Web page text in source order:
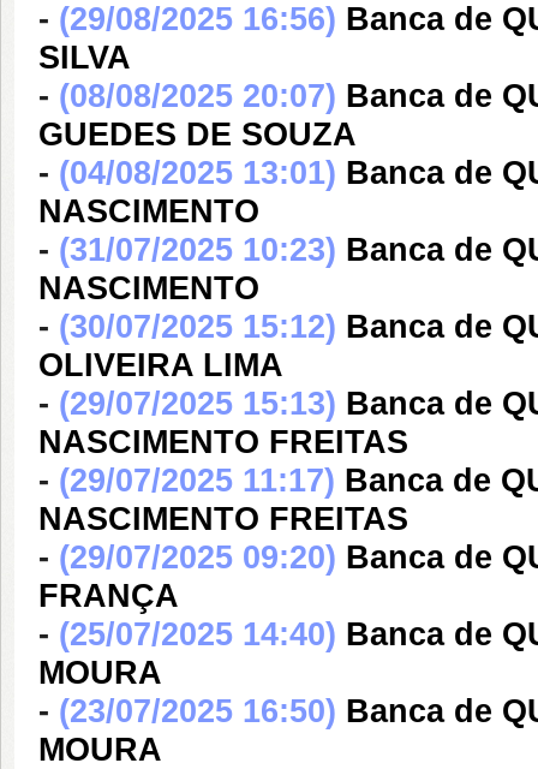
- (29/08/2025 16:56) Banca de
SILVA
- (08/08/2025 20:07) Banca de
GUEDES DE SOUZA
- (04/08/2025 13:01) Banca de
NASCIMENTO
- (31/07/2025 10:23) Banca de
NASCIMENTO
- (30/07/2025 15:12) Banca de
OLIVEIRA LIMA
- (29/07/2025 15:13) Banca de
NASCIMENTO FREITAS
- (29/07/2025 11:17) Banca de
NASCIMENTO FREITAS
- (29/07/2025 09:20) Banca de
FRANÇA
- (25/07/2025 14:40) Banca de
MOURA
- (23/07/2025 16:50) Banca de
MOURA